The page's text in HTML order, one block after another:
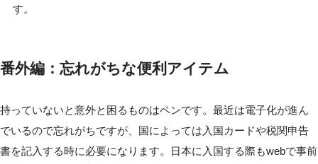
す。
番外編：忘れがちな便利アイテム
持っていないと意外と困るものはペンです。最近は電子化が進ん
でいるので忘れがちですが、国によっては入国カードや税関申告
書を記入する時に必要になります。日本に入国する際もwebで事前